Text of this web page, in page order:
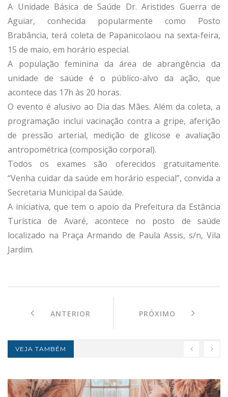
A Unidade Básica de Saúde Dr. Aristides Guerra de
Aguiar, conhecida popularmente como Posto
Brabância, terá coleta de Papanicolaou na sexta-feira,
15 de maio, em horário especial.
A população feminina da área de abrangência da
unidade de saúde é o público-alvo da ação, que
acontece das 17h às 20 horas.
O evento é alusivo ao Dia das Mães. Além da coleta, a
programação inclui vacinação contra a gripe, aferição
de pressão arterial, medição de glicose e avaliação
antropométrica (composição corporal).
Todos os exames são oferecidos gratuitamente.
“Venha cuidar da saúde em horário especial”, convida a
Secretaria Municipal da Saúde.
A iniciativa, que tem o apoio da Prefeitura da Estância
Turística de Avaré, acontece no posto de saúde
localizado na Praça Armando de Paula Assis, s/n, Vila
Jardim.
ANTERIOR PRÓXIMO
VEJA TAMBÉM